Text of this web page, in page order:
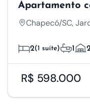
Apartamento
Chapecó/SC,
2(1 suíte) 1
R$ 598.000